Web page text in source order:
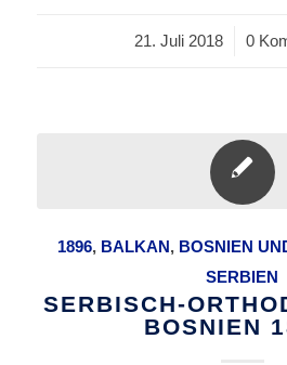
21. Juli 2018
/ 0
1896, BALKAN, BOSNIEN
SERBIEN
SERBISCH-
BOSNIEN